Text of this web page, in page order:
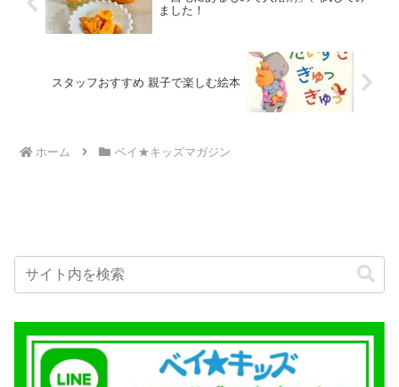
ました！
スタッフおすすめ 親子で楽しむ絵本
ホーム ベイ★キッズマガジン